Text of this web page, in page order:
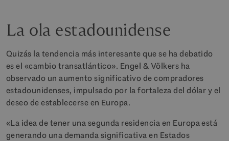
La ola estadounidense
Quizás la tendencia más interesante que se ha debatido
es el «cambio transatlántico». Engel & Völkers ha
observado un aumento significativo de compradores
estadounidenses, impulsado por la fortaleza del dólar y el
deseo de establecerse en Europa.
«La idea de tener una segunda residencia en Europa está
generando una demanda significativa en Estados